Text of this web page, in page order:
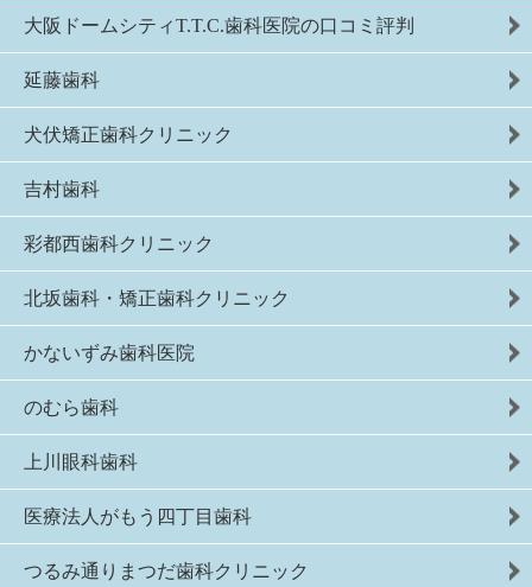
大阪ドームシティT.T.C.歯科医院の口コミ評判
延藤歯科
犬伏矯正歯科クリニック
吉村歯科
彩都西歯科クリニック
北坂歯科・矯正歯科クリニック
かないずみ歯科医院
のむら歯科
上川眼科歯科
医療法人がもう四丁目歯科
つるみ通りまつだ歯科クリニック